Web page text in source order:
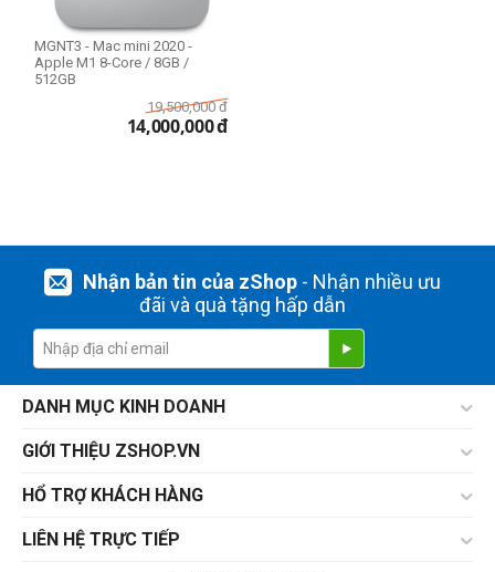
MGNT3 - Mac mini 2020 -
Apple M1 8-Core / 8GB /
512GB
19,500,000 đ
14,000,000đ
Nhận bản tin của zShop- Nhận nhiều ưu
đãi và quà tặng hấp dẫn
DANH MỤC KINH DOANH
GIỚI THIỆU ZSHOP.VN
HỔ TRỢ KHÁCH HÀNG
LIÊN HỆ TRỰC TIẾP